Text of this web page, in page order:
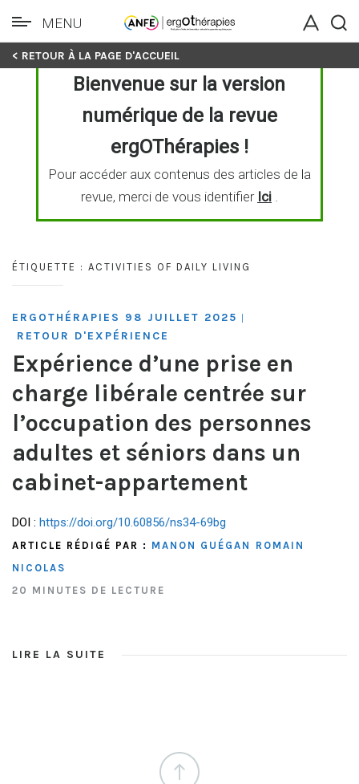
Skip
MENU
< RETOUR À LA PAGE D'ACCUEIL
Bienvenue sur la version
numérique de la revue
ergOThérapies !
Pour accéder aux contenus des articles de la
revue, merci de vous identifier Ici.
ÉTIQUETTE : ACTIVITIES OF DAILY LIVING
ERGOTHÉRAPIES 98 JUILLET 2025 |
RETOUR D'EXPÉRIENCE
Expérience d’une prise en
charge libérale centrée sur
l’occupation des personnes
adultes et séniors dans un
cabinet-appartement
DOI : https://doi.org/10.60856/ns34-69bg
ARTICLE RÉDIGÉ PAR : MANON GUÉGAN
ROMAIN
NICOLAS
20 MINUTES DE LECTURE
LIRE LA SUITE